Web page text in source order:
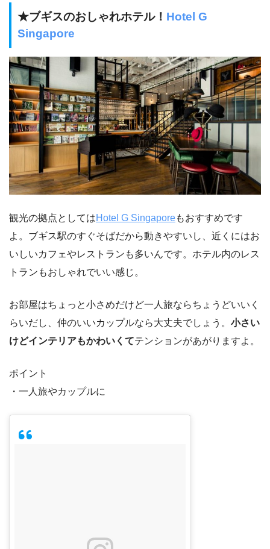
★ブギスのおしゃれホテル！ Hotel G
Singapore
観光の拠点としてはHotel G Singaporeもおすすめです
よ。ブギス駅のすぐそばだから動きやすいし、近くにはお
いしいカフェやレストランも多いんです。ホテル内のレス
トランもおしゃれでいい感じ。
お部屋はちょっと小さめだけど一人旅ならちょうどいいく
らいだし、仲のいいカップルなら大丈夫でしょう。 小さい
けどインテリアもかわいくてテンションがあがりますよ。
ポイント
・一人旅やカップルに